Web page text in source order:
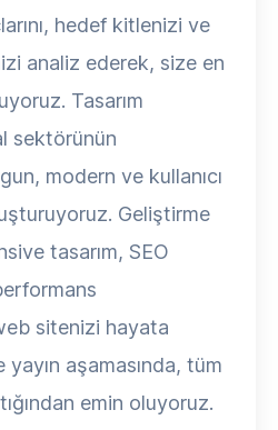
hedef kitlenizi ve
analiz ederek, size en
Tasarım
sektörünün
modern ve kullanıcı
Geliştirme
tasarım, SEO
sitenizi hayata
aşamasında, tüm
emin oluyoruz.